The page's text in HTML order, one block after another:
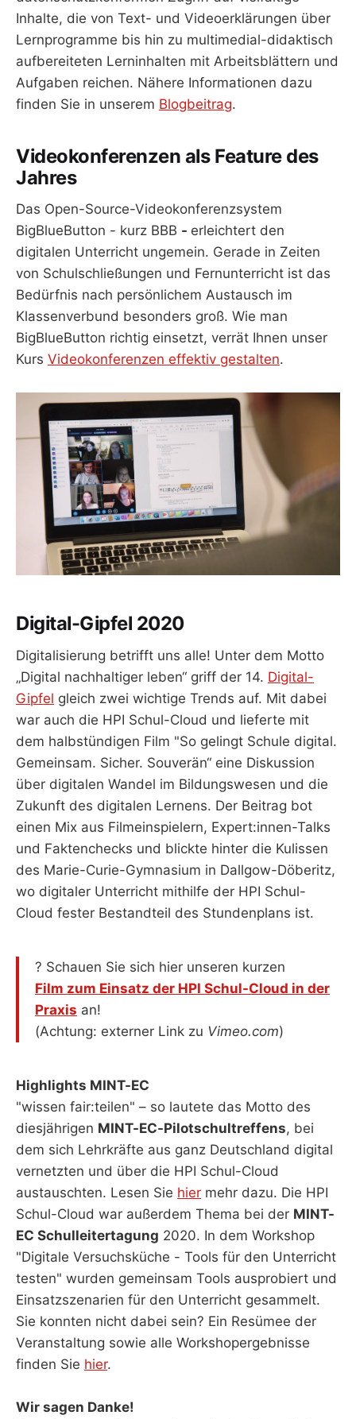
Inhalte, die von Text- und Videoerklärungen über
Lernprogramme bis hin zu multimedial-didaktisch
aufbereiteten Lerninhalten mit Arbeitsblättern und
Aufgaben reichen. Nähere Informationen dazu
finden Sie in unserem Blogbeitrag.
Videokonferenzen als Feature des
Jahres
Das Open-Source-Videokonferenzsystem
BigBlueButton - kurz BBB - erleichtert den
digitalen Unterricht ungemein. Gerade in Zeiten
von Schulschließungen und Fernunterricht ist das
Bedürfnis nach persönlichem Austausch im
Klassenverbund besonders groß. Wie man
BigBlueButton richtig einsetzt, verrät Ihnen unser
Kurs Videokonferenzen effektiv gestalten.
Digital-Gipfel 2020
Digitalisierung betrifft uns alle! Unter dem Motto
„Digital nachhaltiger leben“ griff der 14. Digital-
Gipfel gleich zwei wichtige Trends auf. Mit dabei
war auch die HPI Schul-Cloud und lieferte mit
dem halbstündigen Film "So gelingt Schule digital.
Gemeinsam. Sicher. Souverän“ eine Diskussion
über digitalen Wandel im Bildungswesen und die
Zukunft des digitalen Lernens. Der Beitrag bot
einen Mix aus Filmeinspielern, Expert:innen-Talks
und Faktenchecks und blickte hinter die Kulissen
des Marie-Curie-Gymnasium in Dallgow-Döberitz,
wo digitaler Unterricht mithilfe der HPI Schul-
Cloud fester Bestandteil des Stundenplans ist.
? Schauen Sie sich hier unseren kurzen
Film zum Einsatz der HPI Schul-Cloud in der
Praxis an!
(Achtung: externer Link zu Vimeo.com)
Highlights MINT-EC
"wissen fair:teilen" – so lautete das Motto des
diesjährigen MINT-EC-Pilotschultreffens, bei
dem sich Lehrkräfte aus ganz Deutschland digital
vernetzten und über die HPI Schul-Cloud
austauschten. Lesen Sie hier mehr dazu. Die HPI
Schul-Cloud war außerdem Thema bei der MINT-
EC Schulleitertagung 2020. In dem Workshop
"Digitale Versuchsküche - Tools für den Unterricht
testen" wurden gemeinsam Tools ausprobiert und
Einsatzszenarien für den Unterricht gesammelt.
Sie konnten nicht dabei sein? Ein Resümee der
Veranstaltung sowie alle Workshopergebnisse
finden Sie hier.
Wir sagen Danke!